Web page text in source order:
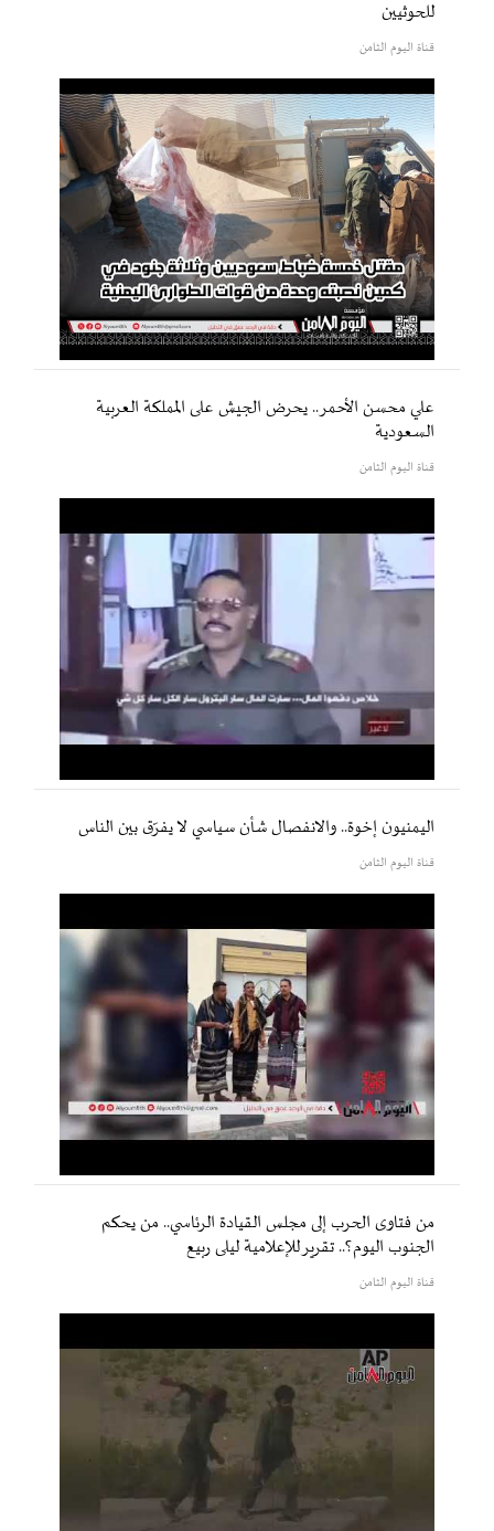
للحوثيين
قناة اليوم الثامن
علي محسن الأحمر.. يحرض الجيش على المملكة العربية
السعودية
قناة اليوم الثامن
اليمنيون إخوة.. والانفصال شأن سياسي لا يفرّق بين الناس
قناة اليوم الثامن
من فتاوى الحرب إلى مجلس القيادة الرئاسي.. من يحكم
الجنوب اليوم؟.. تقرير للإعلامية ليلى ربيع
قناة اليوم الثامن